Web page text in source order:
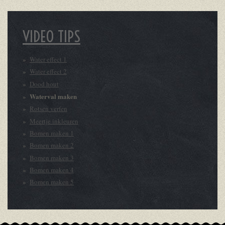
VIDEO TIPS
Water effect 1
Water effect 2
Dood hout
Waterval maken
Rotsen verfen
Meertje inkleuren
Bomen maken 1
Bomen maken 2
Bomen maken 3
Bomen maken 4
Bomen maken 5